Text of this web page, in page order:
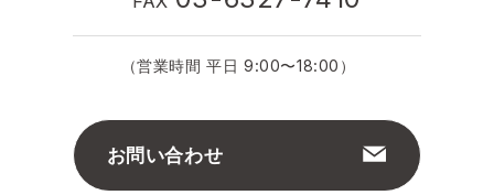
（営業時間 平日 9:00〜18:00）
お問い合わせ